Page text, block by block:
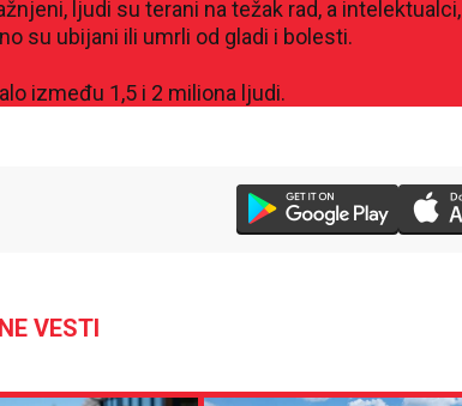
ljudi su terani na težak rad, a intelektualci,
su ubijani ili umrli od gladi i bolesti.
između 1,5 i 2 miliona ljudi.
VESTI